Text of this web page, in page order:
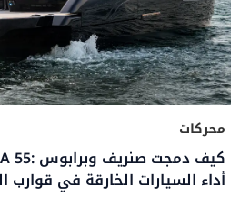
محركات
أداء السيارات الخارقة في قوارب